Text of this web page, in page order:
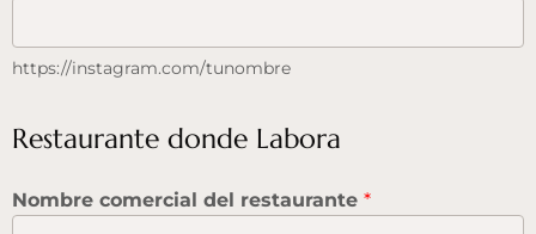
https://instagram.com/tunombre
Restaurante donde Labora
Nombre comercial del restaurante *